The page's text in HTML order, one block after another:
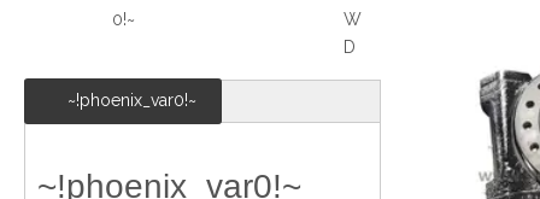
0!~
W
D
~!phoenix_var0!~
~!phoenix_var0!~